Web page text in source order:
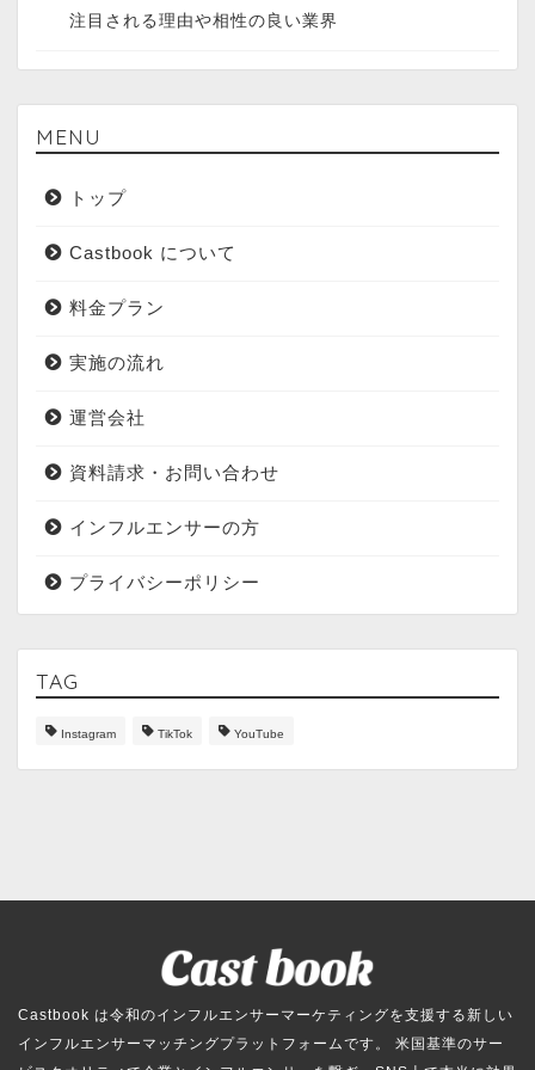
注目される理由や相性の良い業界
MENU
トップ
Castbook について
料金プラン
実施の流れ
運営会社
資料請求・お問い合わせ
インフルエンサーの方
プライバシーポリシー
TAG
Instagram TikTok YouTube
Castbook は令和のインフルエンサーマーケティングを支援する新しい
インフルエンサーマッチングプラットフォームです。 米国基準のサー